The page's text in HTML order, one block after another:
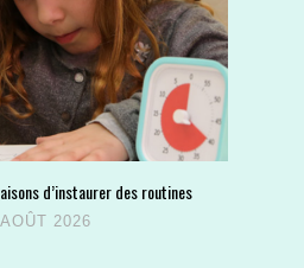
d’instaurer des routines
2026